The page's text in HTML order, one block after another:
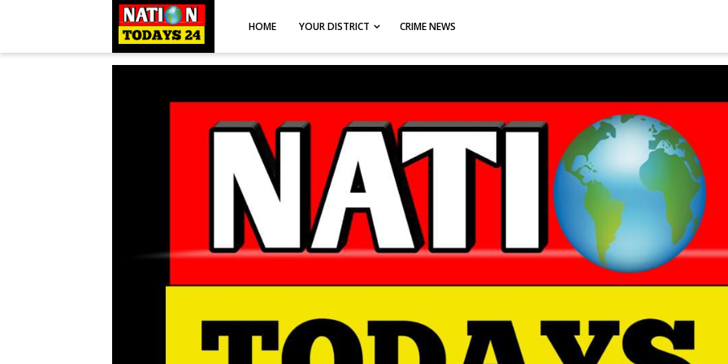
HOME YOUR DISTRICT CRIME NEWS